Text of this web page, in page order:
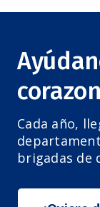
Cada año,
brigadas de